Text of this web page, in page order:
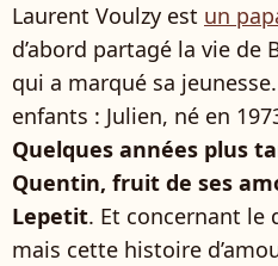
Laurent Voulzy est un
d’abord partagé la vie
qui a marqué sa
enfants : Julien, né en
Quelques années plus
Quentin, fruit de ses
Lepetit. Et concernant le
mais cette histoire